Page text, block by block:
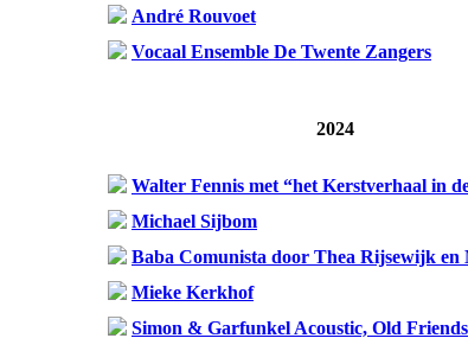
André Rouvoet
Vocaal Ensemble De Twente Zangers
2024
Walter Fennis met “het Kerstverhaal in
Michael Sijbom
Baba Comunista door Thea Rijsewijk
Mieke Kerkhof
Simon & Garfunkel Acoustic, Old Friends